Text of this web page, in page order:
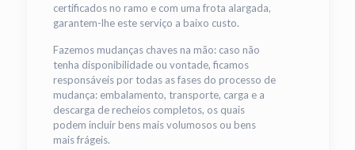
certificados no ramo e com uma frota alargada,
garantem-lhe este serviço a baixo custo.
Fazemos mudanças chaves na mão: caso não
tenha disponibilidade ou vontade, ficamos
responsáveis por todas as fases do processo de
mudança: embalamento, transporte, carga e a
descarga de recheios completos, os quais
podem incluir bens mais volumosos ou bens
mais frágeis.